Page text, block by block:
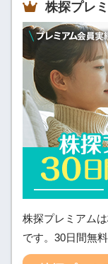
株探プレ
株探プレミアム
です。30日間無料